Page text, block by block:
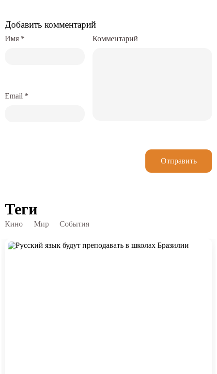
Добавить комментарий
Комментарий
Имя *
Email *
Отправить
Теги
Кино Мир События